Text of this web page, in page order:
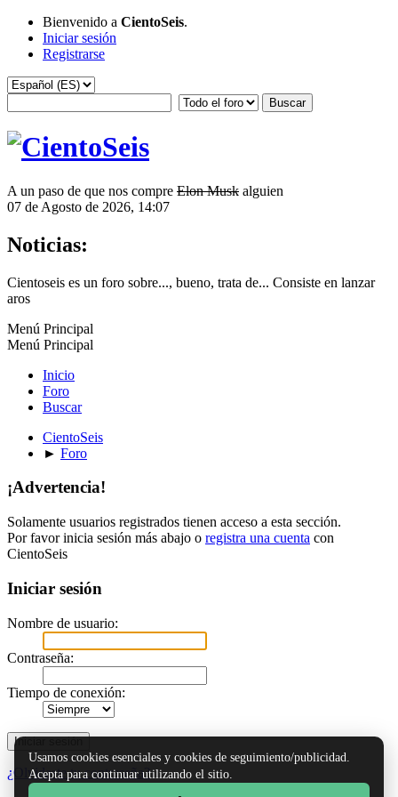
Bienvenido a CientoSeis.
Iniciar sesión
Registrarse
A un paso de que nos compre Elon Musk alguien
07 de Agosto de 2026, 14:07
Noticias:
Cientoseis es un foro sobre..., bueno, trata de... Consiste en lanzar
aros
Menú Principal
Menú Principal
Inicio
Foro
Buscar
CientoSeis
► Foro
¡Advertencia!
Solamente usuarios registrados tienen acceso a esta sección.
Por favor inicia sesión más abajo o registra una cuenta con
CientoSeis
Iniciar sesión
Nombre de usuario:
Contraseña:
Tiempo de conexión:
¿Olvidaste tu contraseña?
Usamos cookies esenciales y cookies de seguimiento/publicidad.
Acepta para continuar utilizando el sitio.